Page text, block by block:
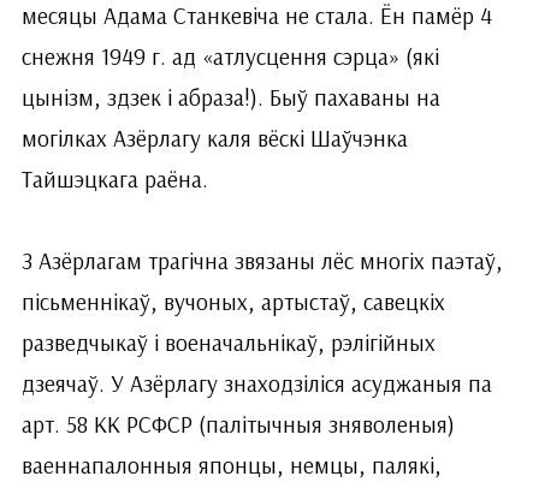
месяцы Адама Станкевіча не стала. Ён памёр 4
снежня 1949 г. ад «атлусцення сэрца» (які
цынізм, здзек і абраза!). Быў пахаваны на
могілках Азёрлагу каля вёскі Шаўчэнка
Тайшэцкага раёна.
З Азёрлагам трагічна звязаны лёс многіх паэтаў,
пісьменнікаў, вучоных, артыстаў, савецкіх
разведчыкаў і военачальнікаў, рэлігійных
дзеячаў. У Азёрлагу знаходзіліся асуджаныя па
арт. 58 КК РСФСР (палітычныя зняволеныя)
ваеннапалонныя японцы, немцы, палякі,